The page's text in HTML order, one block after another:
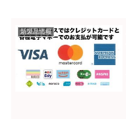
新製品情報